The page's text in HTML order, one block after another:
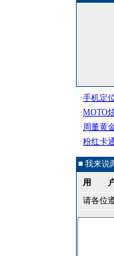
■ 我来说
用 户
请各位